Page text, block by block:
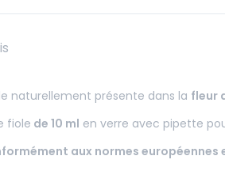
naturellement présente dans la fleur
fiole de 10 ml en verre avec pipette
aux normes européennes